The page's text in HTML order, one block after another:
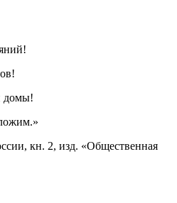
домы!
кн. 2, изд. «Общественная